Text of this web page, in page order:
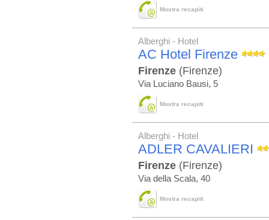
Mostra recapiti
Alberghi - Hotel
AC Hotel Firenze
Firenze (Firenze)
Via Luciano Bausi, 5
Mostra recapiti
Alberghi - Hotel
ADLER CAVALIERI
Firenze (Firenze)
Via della Scala, 40
Mostra recapiti